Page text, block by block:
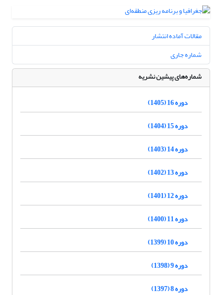
مقالات آماده انتشار
شماره جاری
شماره‌های پیشین نشریه
دوره 16 (1405)
دوره 15 (1404)
دوره 14 (1403)
دوره 13 (1402)
دوره 12 (1401)
دوره 11 (1400)
دوره 10 (1399)
دوره 9 (1398)
دوره 8 (1397)